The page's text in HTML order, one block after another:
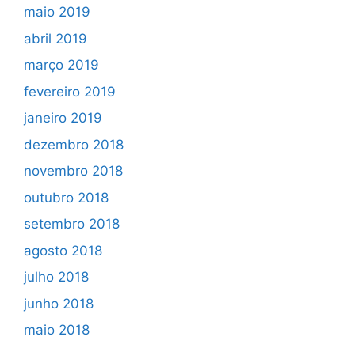
maio 2019
abril 2019
março 2019
fevereiro 2019
janeiro 2019
dezembro 2018
novembro 2018
outubro 2018
setembro 2018
agosto 2018
julho 2018
junho 2018
maio 2018